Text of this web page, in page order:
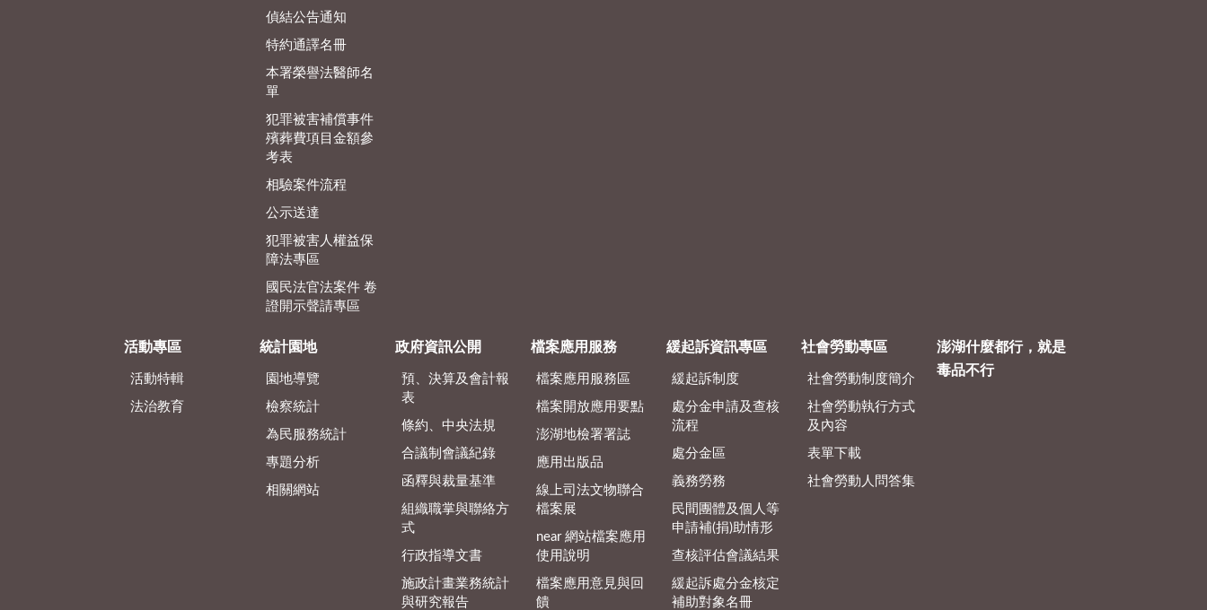
偵結公告通知
特約通譯名冊
本署榮譽法醫師名
單
犯罪被害補償事件
殯葬費項目金額參
考表
相驗案件流程
公示送達
犯罪被害人權益保
障法專區
國民法官法案件 卷
證開示聲請專區
活動專區
活動特輯
法治教育
統計園地
園地導覽
檢察統計
為民服務統計
專題分析
相關網站
政府資訊公開
預、決算及會計報
表
條約、中央法規
合議制會議紀錄
函釋與裁量基準
組織職掌與聯絡方
式
行政指導文書
施政計畫業務統計
與研究報告
檔案應用服務
檔案應用服務區
檔案開放應用要點
澎湖地檢署署誌
應用出版品
線上司法文物聯合
檔案展
near 網站檔案應用
使用說明
檔案應用意見與回
饋
緩起訴資訊專區
緩起訴制度
處分金申請及查核
流程
處分金區
義務勞務
民間團體及個人等
申請補(捐)助情形
查核評估會議結果
緩起訴處分金核定
補助對象名冊
社會勞動專區
社會勞動制度簡介
社會勞動執行方式
及內容
表單下載
社會勞動人問答集
澎湖什麼都行，就是
毒品不行